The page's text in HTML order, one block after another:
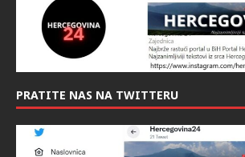
PRATITE NAS NA TWITTERU